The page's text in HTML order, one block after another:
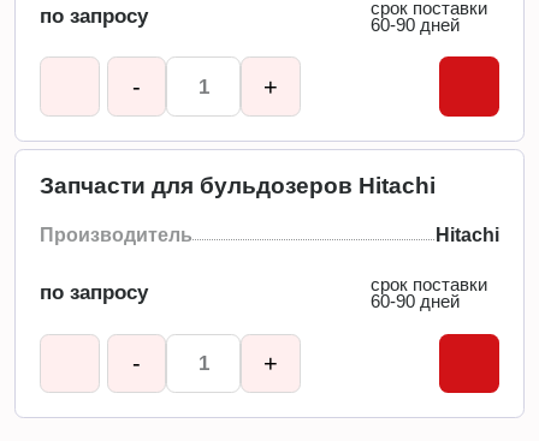
по запросу
срок поставки
60-90 дней
- +
Запчасти для бульдозеров Hitachi
Производитель Hitachi
по запросу
срок поставки
60-90 дней
- +